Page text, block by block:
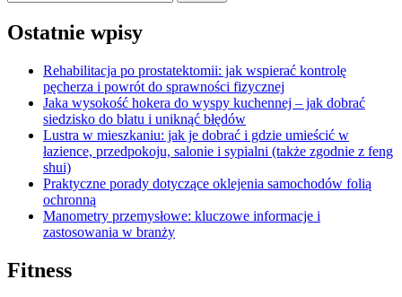
Ostatnie wpisy
Rehabilitacja po prostatektomii: jak wspierać kontrolę
pęcherza i powrót do sprawności fizycznej
Jaka wysokość hokera do wyspy kuchennej – jak dobrać
siedzisko do blatu i uniknąć błędów
Lustra w mieszkaniu: jak je dobrać i gdzie umieścić w
łazience, przedpokoju, salonie i sypialni (także zgodnie z feng
shui)
Praktyczne porady dotyczące oklejenia samochodów folią
ochronną
Manometry przemysłowe: kluczowe informacje i
zastosowania w branży
Fitness